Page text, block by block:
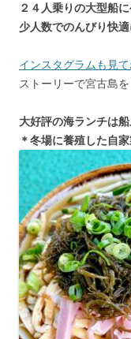
２４人乗りの大型船
少人数でのんびり快
インスタグラムも見て
ストーリーで宮古島
大好評の海ランチは船
＊冬場に養殖した自